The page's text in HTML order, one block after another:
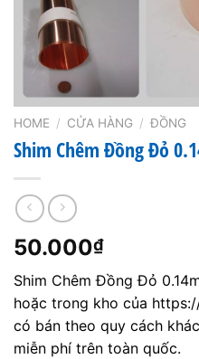
HOME / CỬA HÀNG / ĐỒNG
Shim Chêm Đồng Đỏ
50.000₫
Shim Chêm Đồng Đỏ
hoặc trong kho của
có bán theo quy cách
miễn phí trên toàn quốc.